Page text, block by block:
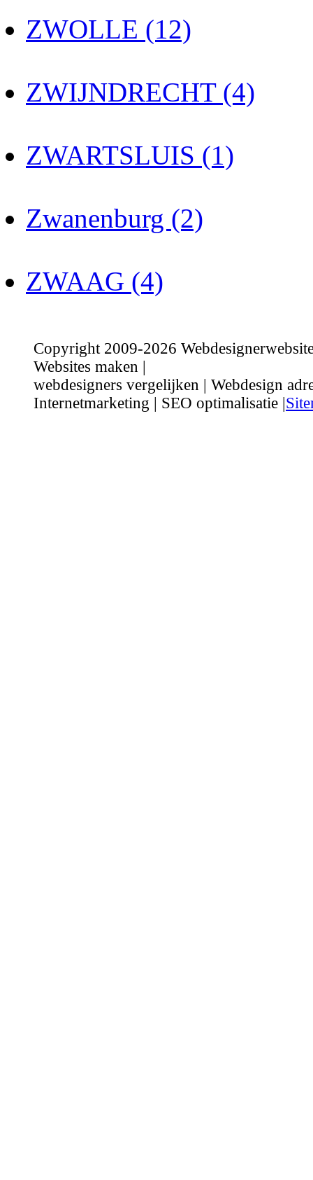
ZWOLLE (12)
ZWIJNDRECHT (4)
ZWARTSLUIS (1)
Zwanenburg (2)
ZWAAG (4)
Copyright 2009-2026
Websites maken |
webdesigners vergelijken | Webdesign
Internetmarketing | SEO optimalisatie |